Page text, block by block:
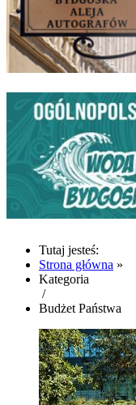
Tutaj jesteś:
Strona główna »
Kategoria
/
Budżet Państwa